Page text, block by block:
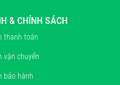
& CHÍNH SÁCH
thanh toán
vận chuyển
bảo hành